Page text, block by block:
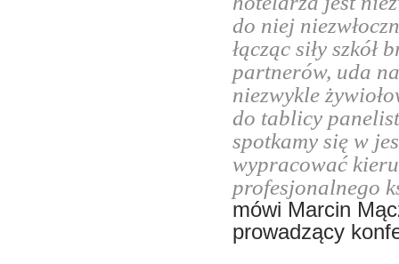
do niej
łącząc siły
partnerów, uda
niezwykle
do tablicy
spotkamy się w
wypracować
profesjonalnego
mówi Marcin
prowadzący